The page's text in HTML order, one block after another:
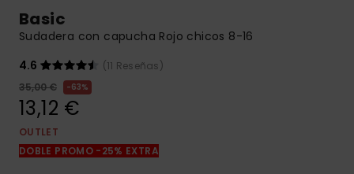
Encuentra
respuestas a
las preguntas
formulario de
contacto.
Basic
Sudadera con capucha Rojo chicos 8-16
4.6
(11 Reseñas)
35,00 €
63%
13,12 €
OUTLET
DOBLE PROMO -25% EXTRA